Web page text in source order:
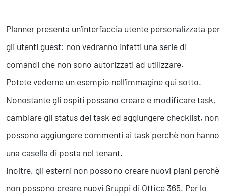
Planner presenta un’interfaccia utente personalizzata per
gli utenti guest: non vedranno infatti una serie di
comandi che non sono autorizzati ad utilizzare.
Potete vederne un esempio nell’immagine qui sotto.
Nonostante gli ospiti possano creare e modificare task,
cambiare gli status dei task ed aggiungere checklist, non
possono aggiungere commenti ai task perchè non hanno
una casella di posta nel tenant.
Inoltre, gli esterni non possono creare nuovi piani perchè
non possono creare nuovi Gruppi di Office 365. Per lo